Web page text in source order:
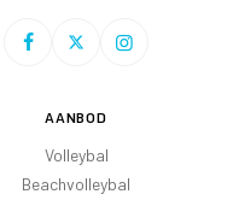
AANBOD
Volleybal
Beachvolleybal